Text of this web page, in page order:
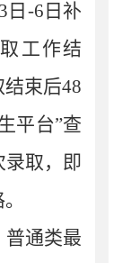
3 日 -6 日补
工作结
结束后48
平台”查
录取，即
普通类最